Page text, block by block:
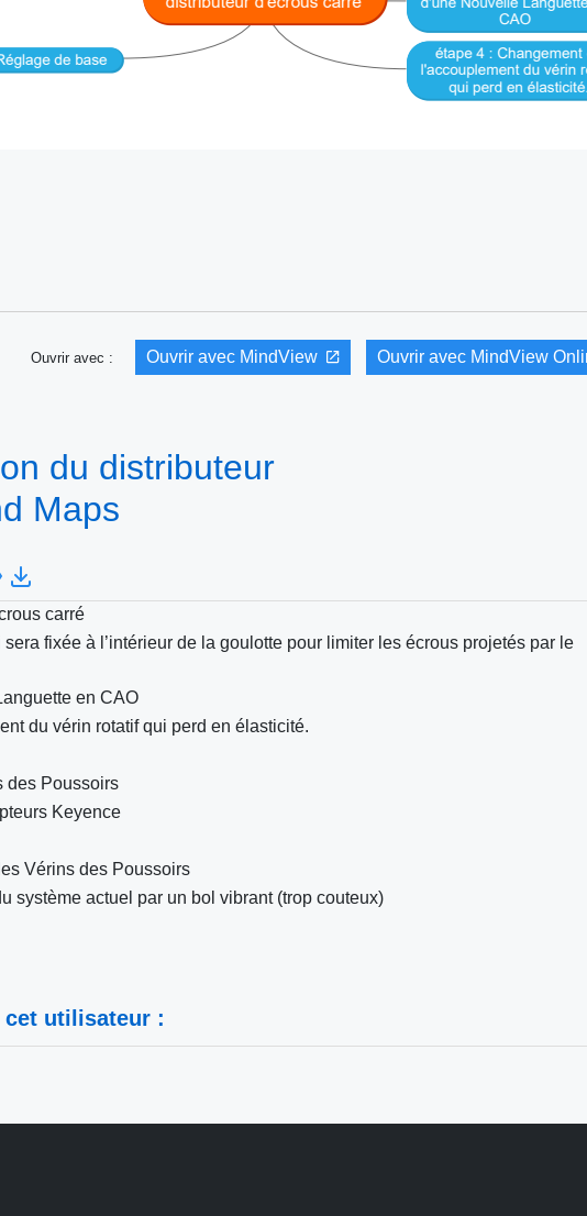
Ouvrir avec : Ouvrir avec MindView Ouvrir avec MindView
du distributeur
Maps
carré
fixée à l’intérieur de la goulotte pour limiter les écrous projetés par le
en CAO
du vérin rotatif qui perd en élasticité.
des Poussoirs
Keyence
Vérins des Poussoirs
système actuel par un bol vibrant (trop couteux)
cet utilisateur :